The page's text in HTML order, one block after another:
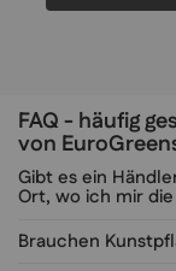
FAQ - häufig
von
Gibt es ein
Ort, wo ich mir
Brauchen